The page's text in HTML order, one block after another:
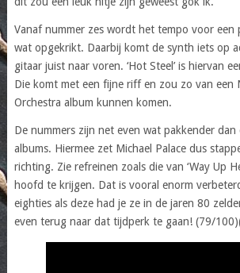
Vanaf nummer zes wordt het tempo voor een
wat opgekrikt. Daarbij komt de synth iets op
gitaar juist naar voren. ‘Hot Steel’ is hiervan
Die komt met een fijne riff en zou zo van een
Orchestra album kunnen komen.
De nummers zijn net even wat pakkender dan
albums. Hiermee zet Michael Palace dus
richting. Zie refreinen zoals die van ‘Way Up
hoofd te krijgen. Dat is vooral enorm
eighties als deze had je ze in de jaren 80
even terug naar dat tijdperk te gaan! (79/